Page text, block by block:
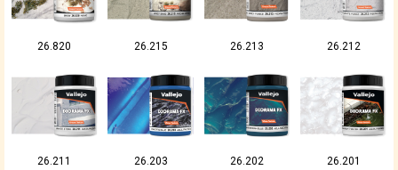
26.820 26.215 26.213 26.212
26.211 26.203 26.202 26.201